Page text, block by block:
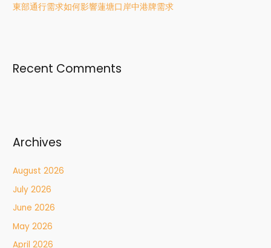
東部通行需求如何影響蓮塘口岸中港牌需求
Recent Comments
Archives
August 2026
July 2026
June 2026
May 2026
April 2026